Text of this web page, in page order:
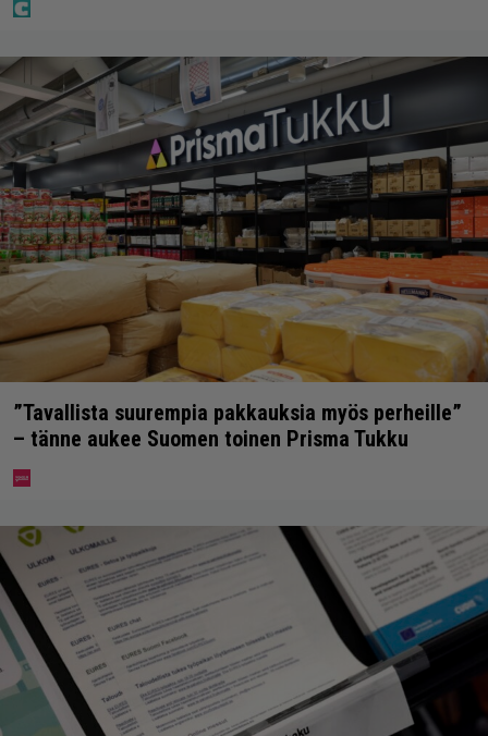
”Tavallista suurempia pakkauksia myös perheille”
– tänne aukee Suomen toinen Prisma Tukku